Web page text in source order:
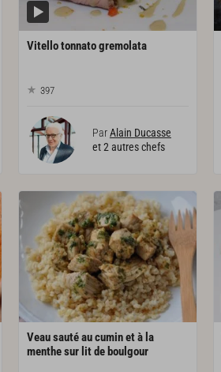
Vitellotonnatogremolata
397
ParAlain Ducasse
et 2 autres chefs
Veau sauté au cumin et à la
menthe sur lit de boulgour